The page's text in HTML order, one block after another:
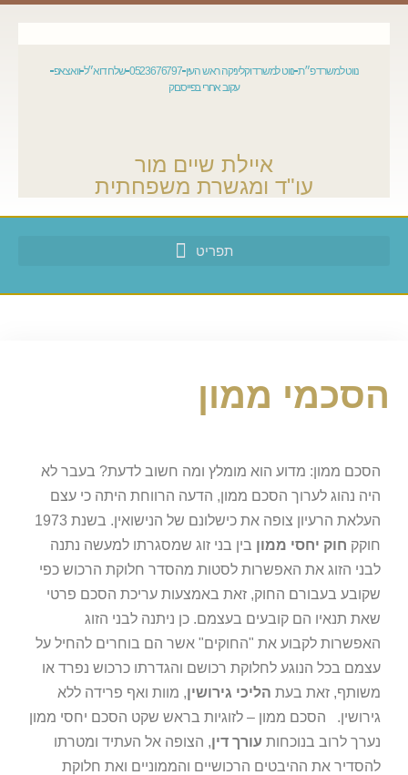
נווט למשרד פ״ת נווט למשרד וקליניקה ראש העין 0523676797 שלח דוא״ל וואצאפ
עקוב אחרי בפייסבוק
איילת שיים מור
עו"ד ומגשרת משפחתית
הסכמי ממון
הסכם ממון: מדוע הוא מומלץ ומה חשוב לדעת? בעבר לא
היה נהוג לערוך הסכם ממון, הדעה הרווחת היתה כי עצם
העלאת הרעיון צופה את כישלונם של הנישואין. בשנת 1973
חוקק חוק יחסי ממון בין בני זוג שמסגרתו למעשה נתנה
לבני הזוג את האפשרות לסטות מהסדר חלוקת הרכוש כפי
שקובע בעבורם החוק, זאת באמצעות עריכת הסכם פרטי
שאת תנאיו הם קובעים בעצמם. כן ניתנה לבני הזוג
האפשרות לקבוע את "החוקים" אשר הם בוחרים להחיל על
עצמם בכל הנוגע לחלוקת רכושם והגדרתו כרכוש נפרד או
משותף, זאת בעת הליכי גירושין, מוות ואף פרידה ללא
גירושין. הסכם ממון – לזוגיות בראש שקט הסכם יחסי ממון
נערך לרוב בנוכחות עורך דין, הצופה אל העתיד ומטרתו
להסדיר את ההיבטים הרכושיים והממוניים ואת חלוקת